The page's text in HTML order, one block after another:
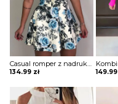
Casual romper z nadrukiem kombinezon Nasja
134.99 zł 149.99